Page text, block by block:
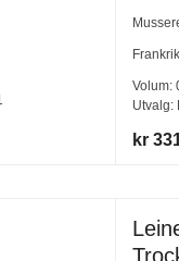
Volum:
Utvalg:
kr